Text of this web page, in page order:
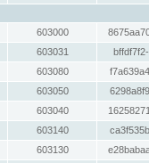
603000
603031
603080
603050
603040
603140
603130